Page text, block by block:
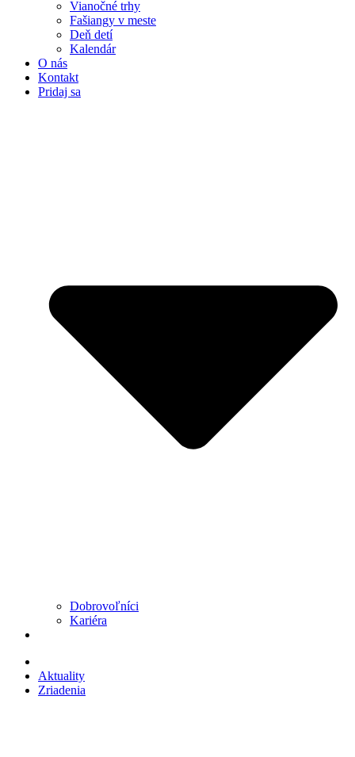
Vianočné trhy
Fašiangy v meste
Deň detí
Kalendár
O nás
Kontakt
Pridaj sa
Dobrovoľníci
Kariéra
Aktuality
Zriadenia